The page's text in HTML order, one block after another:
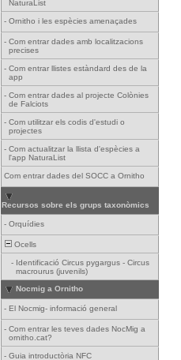
NaturaList
- Ornitho i les espècies amenaçades
- Com entrar dades amb localitzacions
precises
- Com entrar llistes estàndard des de la
app
- Com entrar dades al projecte Colònies
de Falciots
- Com utilitzar els codis d'estudi o
projectes
- Com actualitzar la llista d'espècies a
l'app NaturaList
Com entrar dades del SOCC a Ornitho
Recursos sobre els grups taxonòmics
- Orquídies
Ocells
- Identificació Circus pygargus - Circus
macrourus (juvenils)
Nocmig a Ornitho
- El Nocmig- informació general
- Com entrar les teves dades NocMig a
ornitho.cat?
- Guia introductòria NFC